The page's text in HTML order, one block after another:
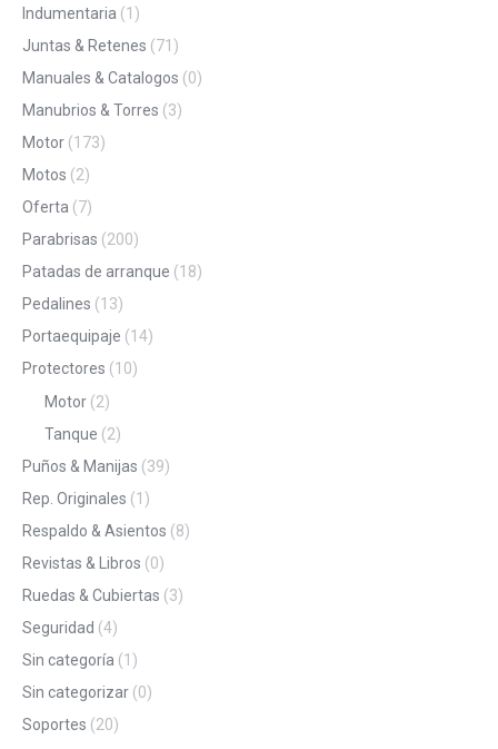
Indumentaria (1)
Juntas & Retenes (71)
Manuales & Catalogos (0)
Manubrios & Torres (3)
Motor (173)
Motos (2)
Oferta (7)
Parabrisas (200)
Patadas de arranque (18)
Pedalines (13)
Portaequipaje (14)
Protectores (10)
Motor (2)
Tanque (2)
Puños & Manijas (39)
Rep. Originales (1)
Respaldo & Asientos (8)
Revistas & Libros (0)
Ruedas & Cubiertas (3)
Seguridad (4)
Sin categoría (1)
Sin categorizar (0)
Soportes (20)